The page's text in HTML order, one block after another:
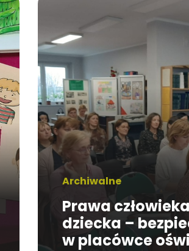
Archiwalne
Prawa
dziecka –
w placówce